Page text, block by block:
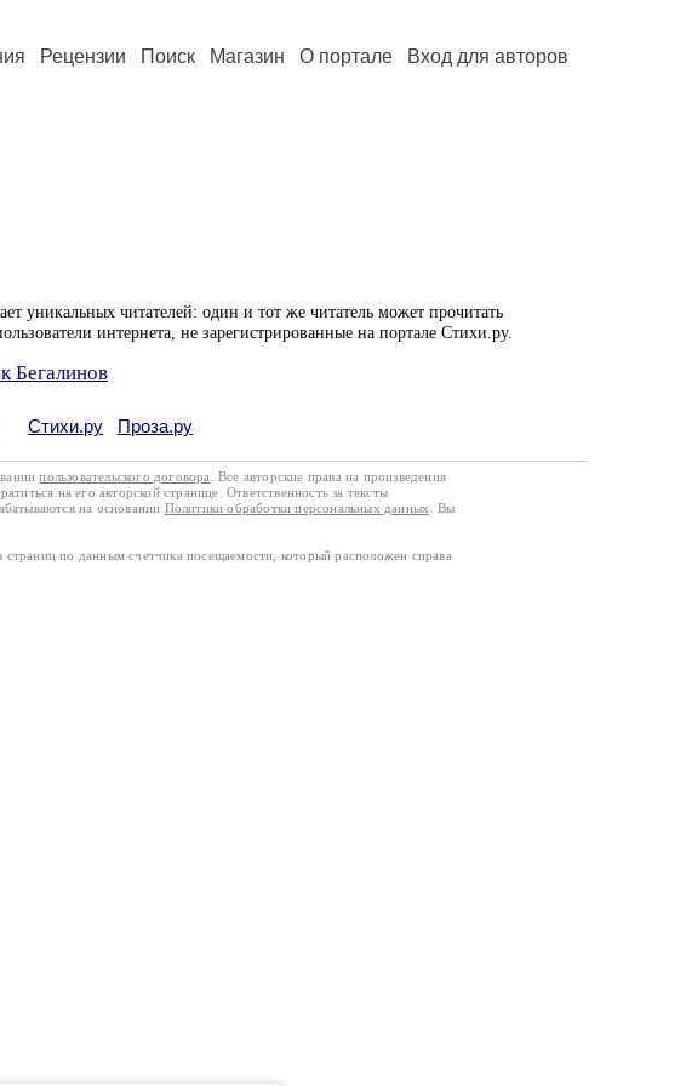
Рецензии Поиск Магазин О портале Вход для авторов
уникальных читателей: один и тот же читатель может прочитать
интернета, не зарегистрированные на портале Стихи.ру.
Бегалинов
Стихи.ру Проза.ру
пользовательского договора
. Все авторские права на произведения
на его авторской странице. Ответственность за тексты
на основании Политики обработки персональных данных
. Вы
по данным счетчика посещаемости, который расположен справа